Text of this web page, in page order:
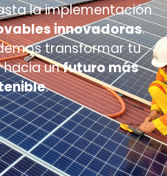
la implementación
innovadoras.
transformar tu
hacia unfuturo más
.